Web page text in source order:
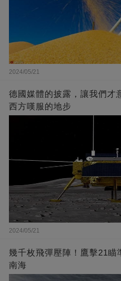
2024/05/21
德國媒體的披露，讓我們才
西方嘆服的地步
2024/05/21
幾千枚飛彈壓陣！鷹擊21瞄
南海